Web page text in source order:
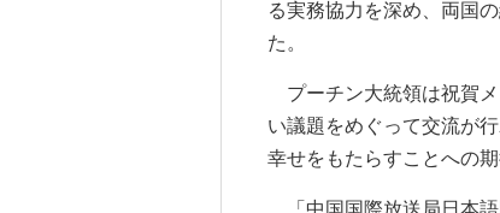
る実務協力を深め、両国
た。
プーチン大統領は祝賀
い議題をめぐって交流が
幸せをもたらすことへの
「中国国際放送局日本